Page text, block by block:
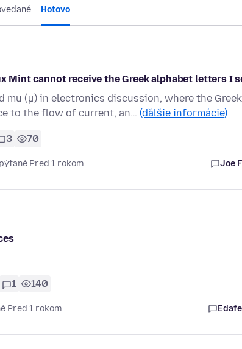
Hotovo
Mint cannot receive the Greek alphabet letters I
mu (μ) in electronics discussion, where the
to the flow of current, an… (ďalšie informácie)
3 70
Pred 1 rokom Joe
1 140
Pred 1 rokom